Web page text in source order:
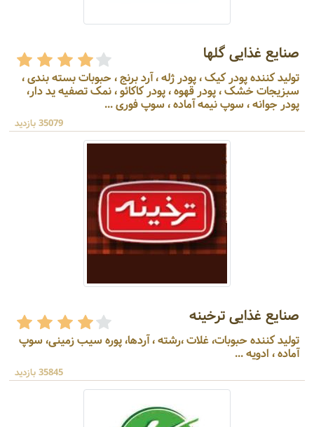
صنایع غذایی گلها
تولید کننده پودر کیک ، پودر ژله ، آرد برنج ، حبوبات بسته بندی ،
سبزیجات خشک ، پودر قهوه ، پودر کاکائو ، نمک تصفیه ید دار،
پودر جوانه ، سوپ نیمه آماده ، سوپ فوری ...
35079 بازدید
صنایع غذایی ترخینه
تولید کننده حبوبات، غلات ،رشته ، آردها، پوره سیب زمینی، سوپ
آماده ، ادویه ...
35845 بازدید